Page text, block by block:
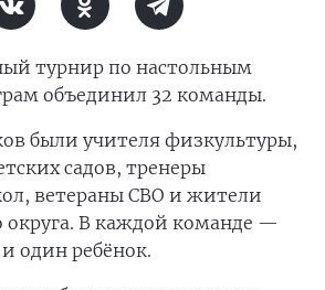
турнир по настольным
объединил 32 команды.
были учителя физкультуры,
садов, тренеры
ветераны СВО и жители
округа. В каждой команде —
один ребёнок.